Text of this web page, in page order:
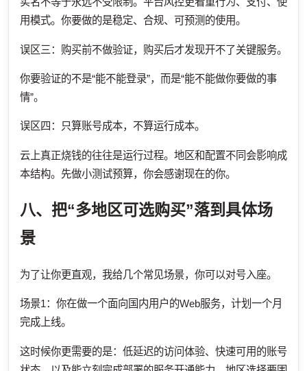
用模式。你要做的是稳定、合规、可预测的使用。
误区三：购买前不做验证，购买后才发现开不了关键服务。
你要验证的不是“能不能登录”，而是“能不能做你要做的事
情”。
误区四：只算账号成本，不算运行成本。
云上真正烧钱的往往是运行过程。地区和配置不同会影响成
本结构。先做小测试预算，你会感谢现在的你。
八、把“多地区可选购买”落到具体场
景
为了让你更直观，我给几个常见场景，你可以对号入座。
场景1：你在做一个面向国内用户的Web服务，计划一个月
完成上线。
这时候你更需要的是：低延迟的访问体验、快速可用的账号